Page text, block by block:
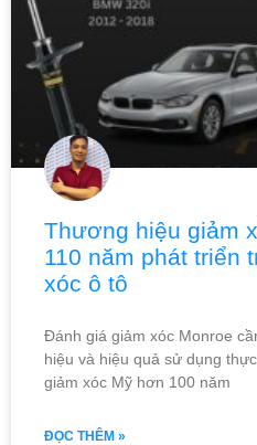
Thương hiệu giảm
110 năm phát triển
xóc ô tô
Đánh giá giảm xóc Monroe
hiệu và hiệu quả sử dụng
giảm xóc Mỹ hơn 100 năm
ĐỌC THÊM »